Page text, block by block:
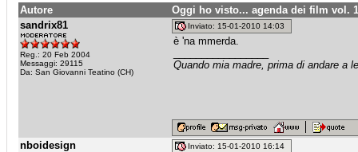
Autore
Oggi ho visto... agenda dei film vol.
sandrix81
Reg.: 20 Feb 2004
Messaggi: 29115
Da: San Giovanni Teatino (CH)
Inviato: 15-01-2010 14:03
è 'na mmerda.
Quando mia madre, prima di andare a
nboidesign
Inviato: 15-01-2010 16:14